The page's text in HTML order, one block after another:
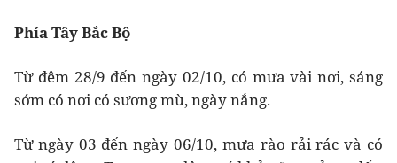
Phía Tây Bắc Bộ
Từ đêm 28/9 đến ngày 02/10, có mưa vài nơi, sáng
sớm có nơi có sương mù, ngày nắng.
Từ ngày 03 đến ngày 06/10, mưa rào rải rác và có